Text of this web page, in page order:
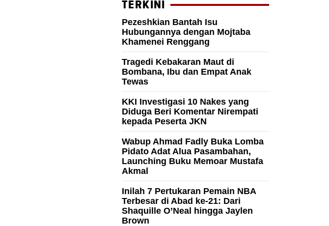
TERKINI
Pezeshkian Bantah Isu
Hubungannya dengan Mojtaba
Khamenei Renggang
Tragedi Kebakaran Maut di
Bombana, Ibu dan Empat Anak
Tewas
KKI Investigasi 10 Nakes yang
Diduga Beri Komentar Nirempati
kepada Peserta JKN
Wabup Ahmad Fadly Buka Lomba
Pidato Adat Alua Pasambahan,
Launching Buku Memoar Mustafa
Akmal
Inilah 7 Pertukaran Pemain NBA
Terbesar di Abad ke-21: Dari
Shaquille O’Neal hingga Jaylen
Brown